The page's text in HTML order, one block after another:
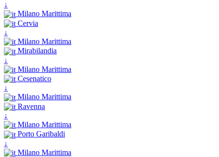
↓
Milano Marittima
Cervia
↓
Milano Marittima
Mirabilandia
↓
Milano Marittima
Cesenatico
↓
Milano Marittima
Ravenna
↓
Milano Marittima
Porto Garibaldi
↓
Milano Marittima